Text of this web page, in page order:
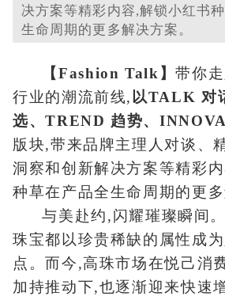
决方案等精彩内容,解锁小红书
生命周期的更多解决方案。
【Fashion Talk】带你
行业的潮流前线, 以TALK 对
选、TREND 趋势、
版块,带来品牌主理人对谈、
洞察和创新解决方案等精彩
种草在产品全生命周期的更多
与美赴约,闪耀璀璨瞬间
珠宝都以珍贵稀缺的属性成
点。而今,高珠市场在悦己消
加持推动下,也逐渐迎来快速